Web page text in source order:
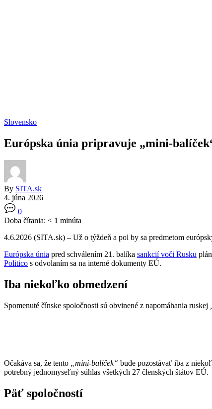
Slovensko
Európska únia pripravuje „mini-
By SITA.sk
4. júna 2026
0
Doba čítania: < 1 minúta
4.6.2026 (SITA.sk) – Už o týždeň a pol by sa predmetom
Európska únia pred schválením 21. balíka sankcií voči Rusku
Politico s odvolaním sa na interné dokumenty EÚ.
Iba niekoľko obmedzení
Spomenuté čínske spoločnosti sú obvinené z napomáhania ruskej
Očakáva sa, že tento „mini-balíček“ bude pozostávať iba z
potrebný jednomyseľný súhlas všetkých 27 členských štátov EÚ.
Päť spoločností